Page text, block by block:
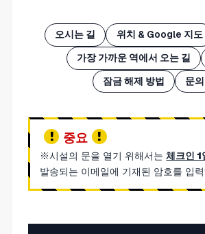
오시는 길 위치 & Google 지도
가장 가까운 역에서 오는 길
잠금 해제 방법 문의
중요
※시설의 문을 열기 위해서는체크인
발송되는 이메일에 기재된 암호를 입